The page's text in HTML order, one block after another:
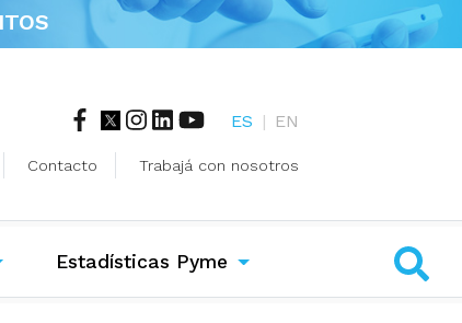
ES | EN
Contacto Trabajá con nosotros
Estadísticas Pyme